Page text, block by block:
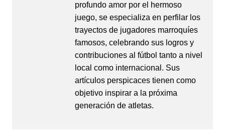
profundo amor por el hermoso
juego, se especializa en perfilar los
trayectos de jugadores marroquíes
famosos, celebrando sus logros y
contribuciones al fútbol tanto a nivel
local como internacional. Sus
artículos perspicaces tienen como
objetivo inspirar a la próxima
generación de atletas.